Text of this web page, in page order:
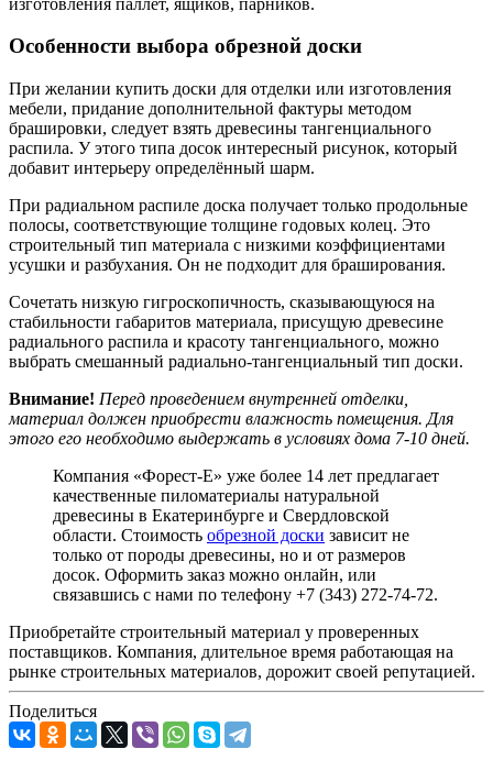
Особенности выбора обрезной доски
При желании купить доски для отделки или изготовления
мебели, придание дополнительной фактуры методом
брашировки, следует взять древесины тангенциального
распила. У этого типа досок интересный рисунок, который
добавит интерьеру определённый шарм.
При радиальном распиле доска получает только продольные
полосы, соответствующие толщине годовых колец. Это
строительный тип материала с низкими коэффициентами
усушки и разбухания. Он не подходит для браширования.
Сочетать низкую гигроскопичность, сказывающуюся на
стабильности габаритов материала, присущую древесине
радиального распила и красоту тангенциального, можно
выбрать смешанный радиально-тангенциальный тип доски.
Внимание! Перед проведением внутренней отделки,
материал должен приобрести влажность помещения. Для
этого его необходимо выдержать в условиях дома 7-10 дней.
Компания «Форест-Е» уже более 14 лет предлагает
качественные пиломатериалы натуральной
древесины в Екатеринбурге и Свердловской
области. Стоимость обрезной доски зависит не
только от породы древесины, но и от размеров
досок. Оформить заказ можно онлайн, или
связавшись с нами по телефону +7 (343) 272-74-72.
Приобретайте строительный материал у проверенных
поставщиков. Компания, длительное время работающая на
рынке строительных материалов, дорожит своей репутацией.
Поделиться